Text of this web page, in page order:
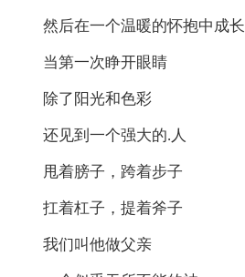
然后在一个温暖的怀抱中成长
当第一次睁开眼睛
除了阳光和色彩
还见到一个强大的.人
甩着膀子，跨着步子
扛着杠子，提着斧子
我们叫他做父亲